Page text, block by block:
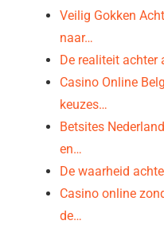
Veilig Gokken
naar…
De realiteit achter
Casino Online
keuzes…
Betsites
en…
De waarheid
Casino online
de…